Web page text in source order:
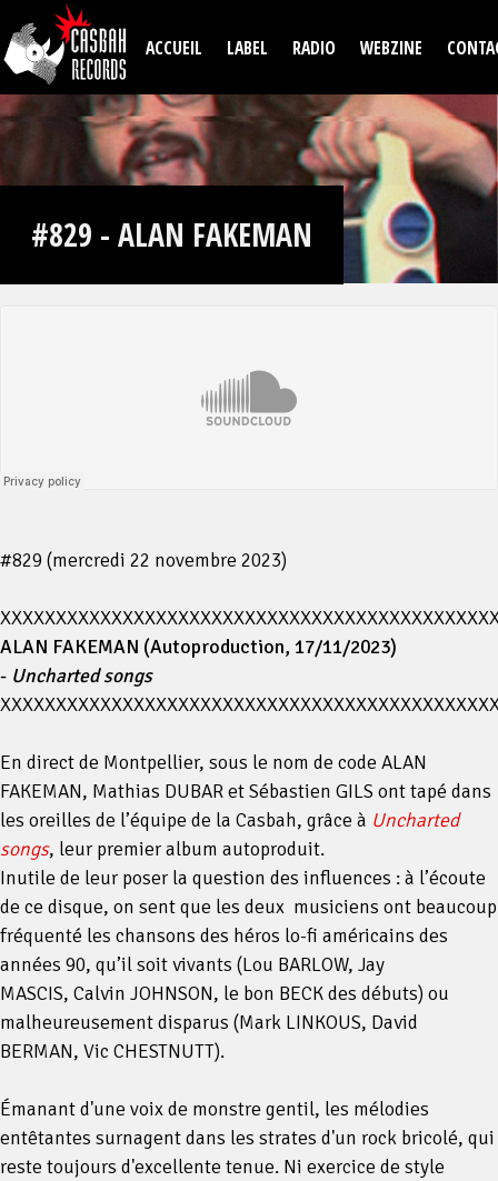
Aller au contenu principal
ACCUEIL LABEL RADIO WEBZINE
#829 - ALAN FAKEMAN
#829 (mercredi 22 novembre 2023)
ALAN FAKEMAN (Autoproduction, 17/11/2023)
- Uncharted songs
En direct de Montpellier, sous le nom de code ALAN
FAKEMAN, Mathias DUBAR et Sébastien GILS ont tapé dans
les oreilles de l’équipe de la Casbah, grâce à Uncharted
songs, leur premier album autoproduit.
Inutile de leur poser la question des influences : à l’écoute
de ce disque, on sent que les deux musiciens ont beaucoup
fréquenté les chansons des héros lo-fi américains des
années 90, qu’il soit vivants (Lou BARLOW, Jay
MASCIS, Calvin JOHNSON, le bon BECK des débuts) ou
malheureusement disparus (Mark LINKOUS, David
BERMAN, Vic CHESTNUTT).
Émanant d'une voix de monstre gentil, les mélodies
entêtantes surnagent dans les strates d'un rock bricolé, qui
reste toujours d'excellente tenue. Ni exercice de style